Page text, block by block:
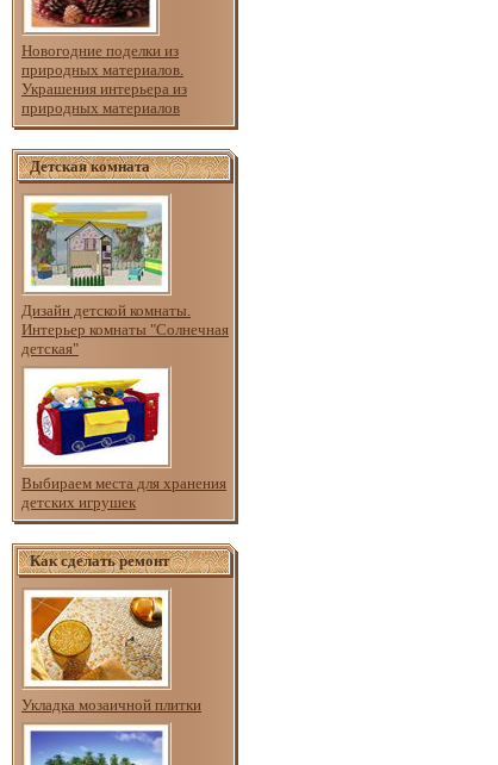
Новогодние поделки из
природных материалов.
Украшения интерьера из
природных материалов
Детская комната
Дизайн детской комнаты.
Интерьер комнаты "Солнечная
детская"
Выбираем места для хранения
детских игрушек
Как сделать ремонт
Укладка мозаичной плитки